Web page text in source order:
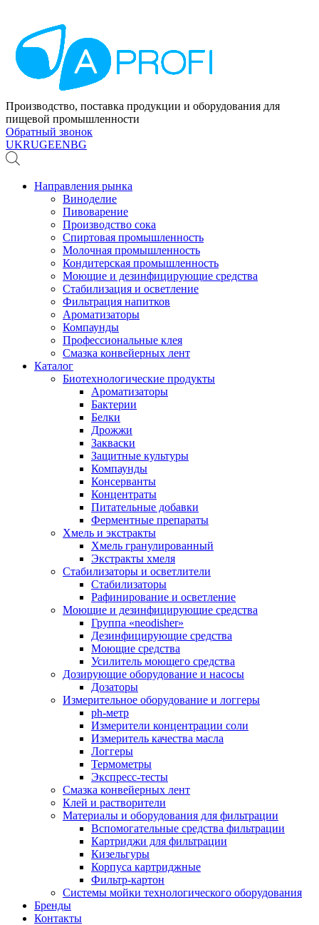
Производство, поставка продукции и оборудования для
пищевой промышленности
Обратный звонок
UKRUGEENBG
Направления рынка
Виноделие
Пивоварение
Производство сока
Спиртовая промышленность
Молочная промышленность
Кондитерская промышленность
Моющие и дезинфицирующие средства
Стабилизация и осветление
Фильтрация напитков
Ароматизаторы
Компаунды
Профессиональные клея
Смазка конвейерных лент
Каталог
Биотехнологические продукты
Ароматизаторы
Бактерии
Белки
Дрожжи
Закваски
Защитные культуры
Компаунды
Консерванты
Концентраты
Питательные добавки
Ферментные препараты
Хмель и экстракты
Хмель гранулированный
Экстракты хмеля
Cтабилизаторы и осветлители
Стабилизаторы
Рафинирование и осветление
Моющие и дезинфицирующие средства
Группа «neodisher»
Дезинфицирующие средства
Моющие средства
Усилитель моющего средства
Дозирующие оборудование и насосы
Дозаторы
Измерительное оборудование и логгеры
ph-метр
Измерители концентрации соли
Измеритель качества масла
Логгеры
Термометры
Экспресс-тесты
Cмазка конвейерных лент
Клей и растворители
Материалы и оборудования для фильтрации
Вспомогательные средства фильтрации
Картриджи для фильтрации
Кизельгуры
Корпуса картриджные
Фильтр-картон
Системы мойки технологического оборудования
Бренды
Контакты